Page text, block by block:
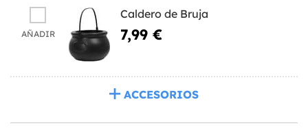
AÑADIR
Caldero de Bruja
7,99 €
ACCESORIOS